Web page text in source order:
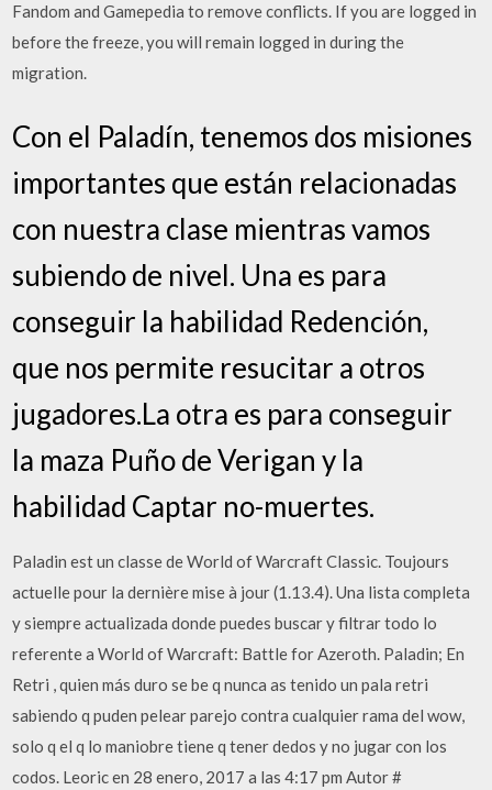
Fandom and Gamepedia to remove conflicts. If you are logged in
before the freeze, you will remain logged in during the
migration.
Con el Paladín, tenemos dos misiones
importantes que están relacionadas
con nuestra clase mientras vamos
subiendo de nivel. Una es para
conseguir la habilidad Redención,
que nos permite resucitar a otros
jugadores.La otra es para conseguir
la maza Puño de Verigan y la
habilidad Captar no-muertes.
Paladin est un classe de World of Warcraft Classic. Toujours
actuelle pour la dernière mise à jour (1.13.4). Una lista completa
y siempre actualizada donde puedes buscar y filtrar todo lo
referente a World of Warcraft: Battle for Azeroth. Paladin; En
Retri , quien más duro se be q nunca as tenido un pala retri
sabiendo q puden pelear parejo contra cualquier rama del wow,
solo q el q lo maniobre tiene q tener dedos y no jugar con los
codos. Leoric en 28 enero, 2017 a las 4:17 pm Autor #